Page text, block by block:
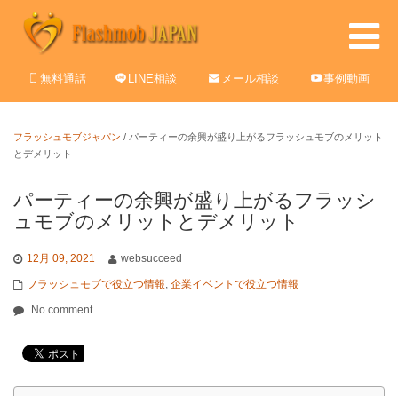
無料通話 LINE相談 メール相談 事例動画
フラッシュモブジャパン / パーティーの余興が盛り上がるフラッシュモブのメリット
とデメリット
パーティーの余興が盛り上がるフラッシ
ュモブのメリットとデメリット
12月 09, 2021 websucceed
フラッシュモブで役立つ情報, 企業イベントで役立つ情報
No comment